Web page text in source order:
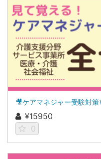
¥15950
0